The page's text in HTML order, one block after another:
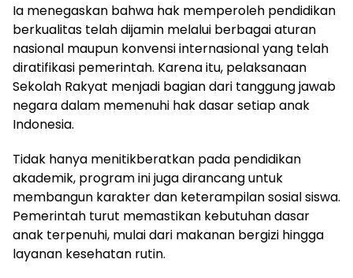
Ia menegaskan bahwa hak memperoleh pendidikan
berkualitas telah dijamin melalui berbagai aturan
nasional maupun konvensi internasional yang telah
diratifikasi pemerintah. Karena itu, pelaksanaan
Sekolah Rakyat menjadi bagian dari tanggung jawab
negara dalam memenuhi hak dasar setiap anak
Indonesia.
Tidak hanya menitikberatkan pada pendidikan
akademik, program ini juga dirancang untuk
membangun karakter dan keterampilan sosial siswa.
Pemerintah turut memastikan kebutuhan dasar
anak terpenuhi, mulai dari makanan bergizi hingga
layanan kesehatan rutin.